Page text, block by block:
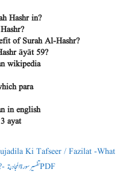
Hashr in?
of Surah Al-Hashr?
āyāt 59?
wikipedia
para
in english
ayat
Ki Tafseer / Fazilat -
Surah Mujadila?- تفسير سورة المجادلة PDF